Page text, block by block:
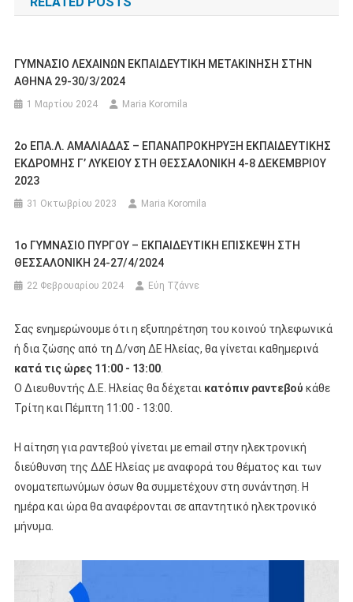
ΓΥΜΝΑΣΙΟ ΛΕΧΑΙΝΩΝ ΕΚΠΑΙΔΕΥΤΙΚΗ ΜΕΤΑΚΙΝΗΣΗ ΣΤΗΝ
ΑΘΗΝΑ 29-30/3/2024
1 Μαρτίου 2024 Maria Koromila
2ο ΕΠΑ.Λ. ΑΜΑΛΙΑΔΑΣ – ΕΠΑΝΑΠΡΟΚΗΡΥΞΗ ΕΚΠΑΙΔΕΥΤΙΚΗΣ
ΕΚΔΡΟΜΗΣ Γ’ ΛΥΚΕΙΟΥ ΣΤΗ ΘΕΣΣΑΛΟΝΙΚΗ 4-8 ΔΕΚΕΜΒΡΙΟΥ
2023
31 Οκτωβρίου 2023 Maria Koromila
1ο ΓΥΜΝΑΣΙΟ ΠΥΡΓΟΥ – ΕΚΠΑΙΔΕΥΤΙΚΗ ΕΠΙΣΚΕΨΗ ΣΤΗ
ΘΕΣΣΑΛΟΝΙΚΗ 24-27/4/2024
22 Φεβρουαρίου 2024 Εύη Τζάννε
Σας ενημερώνουμε ότι η εξυπηρέτηση του κοινού τηλεφωνικά
ή δια ζώσης από τη Δ/νση ΔΕ Ηλείας, θα γίνεται καθημερινά
κατά τις ώρες 11:00 - 13:00.
Ο Διευθυντής Δ.Ε. Ηλείας θα δέχεται κατόπιν ραντεβού κάθε
Τρίτη και Πέμπτη 11:00 - 13:00.
Η αίτηση για ραντεβού γίνεται με email στην ηλεκτρονική
διεύθυνση της ΔΔΕ Ηλείας με αναφορά του θέματος και των
ονοματεπωνύμων όσων θα συμμετέχουν στη συνάντηση. Η
ημέρα και ώρα θα αναφέρονται σε απαντητικό ηλεκτρονικό
μήνυμα.